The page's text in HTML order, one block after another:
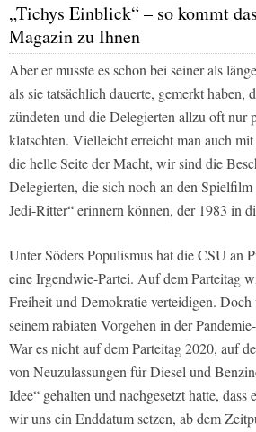
„Tichys Einblick“ – so kommt
Magazin zu Ihnen
Aber er musste es schon bei seiner als
als sie tatsächlich dauerte, gemerkt haben,
zündeten und die Delegierten allzu oft nur
klatschten. Vielleicht erreicht man auch
die helle Seite der Macht, wir sind die
Delegierten, die sich noch an den
Jedi-Ritter“ erinnern können, der 1983 in
Unter Söders Populismus hat die CSU an
eine Irgendwie-Partei. Auf dem Parteitag
Freiheit und Demokratie verteidigen.
seinem rabiaten Vorgehen in der
War es nicht auf dem Parteitag 2020, auf
von Neuzulassungen für Diesel und
Idee“ gehalten und nachgesetzt hatte, dass
wir uns ein Enddatum setzen, ab dem